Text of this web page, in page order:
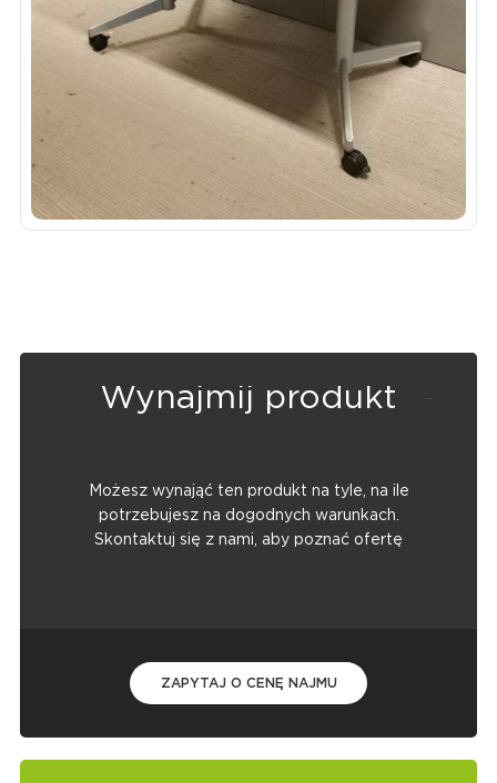
Wynajmij produkt
Możesz wynająć ten produkt na tyle, na ile
potrzebujesz na dogodnych warunkach.
Skontaktuj się z nami, aby poznać ofertę
ZAPYTAJ O CENĘ NAJMU